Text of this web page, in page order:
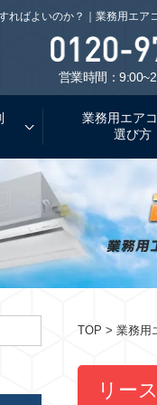
ればよいのか？｜業務用エア
営業時間：
業務用エア
選び方
TOP > 業務用
リー